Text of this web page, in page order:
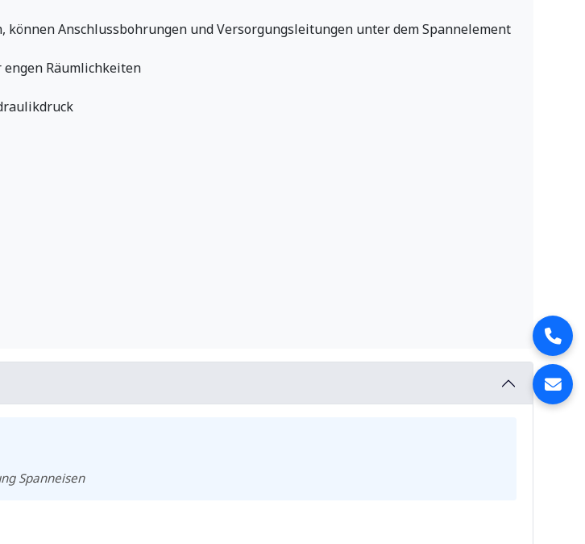
Anschlussbohrungen und Versorgungsleitungen unter dem Spannelement
Räumlichkeiten
Spanneisen